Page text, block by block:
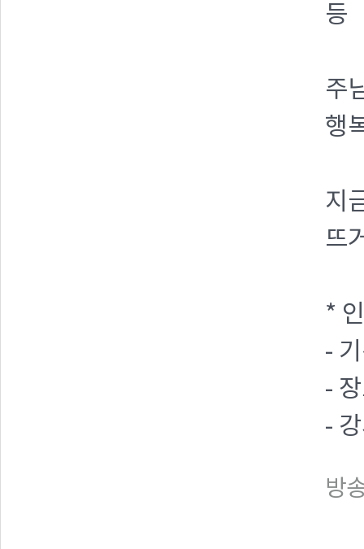
등
주
행
지
뜨
*
-
-
-
방